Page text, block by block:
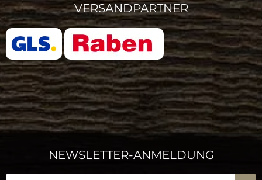
VERSANDPARTNER
NEWSLETTER-ANMELDUNG